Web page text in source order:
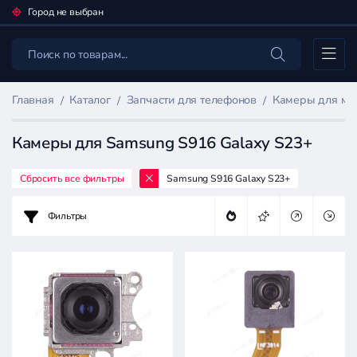
Город не выбран
Каталог
Главная Каталог Запчасти для телефонов Камеры для
Камеры для Samsung S916 Galaxy S23+
товаров
телефонов
Цена:
Сбросить все фильтры Samsung S916 Galaxy S23+
Фильтры